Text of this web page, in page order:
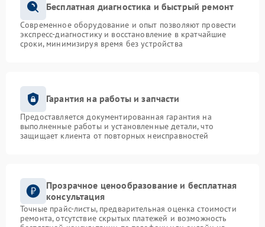
Бесплатная диагностика и быстрый ремонт
Современное оборудование и опыт позволяют провести
экспресс-диагностику и восстановление в кратчайшие
сроки, минимизируя время без устройства
Гарантия на работы и запчасти
Предоставляется документированная гарантия на
выполненные работы и установленные детали, что
защищает клиента от повторных неисправностей
Прозрачное ценообразование и бесплатная
консультация
Точные прайс-листы, предварительная оценка стоимости
ремонта, отсутствие скрытых платежей и возможность